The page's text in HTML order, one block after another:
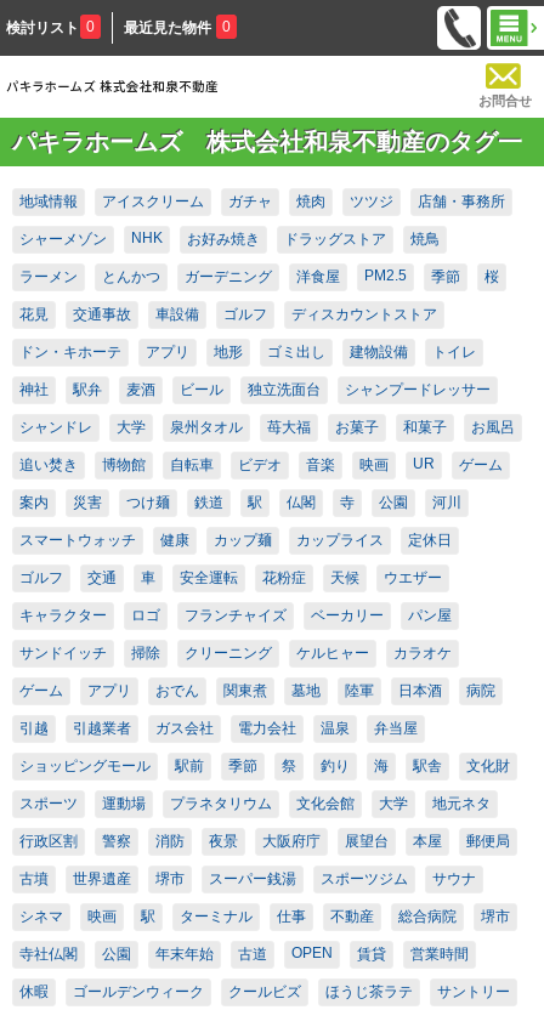
検討リスト 0 最近見た物件 0
お問合せ
パキラホームズ 株式会社和泉不動産のタグ一
覧
地域情報 アイスクリーム ガチャ 焼肉 ツツジ 店舗・事務所
シャーメゾン NHK お好み焼き ドラッグストア 焼鳥
ラーメン とんかつ ガーデニング 洋食屋 PM2.5 季節 桜
花見 交通事故 車設備 ゴルフ ディスカウントストア
ドン・キホーテ アプリ 地形 ゴミ出し 建物設備 トイレ
神社 駅弁 麦酒 ビール 独立洗面台 シャンプードレッサー
シャンドレ 大学 泉州タオル 苺大福 お菓子 和菓子 お風呂
追い焚き 博物館 自転車 ビデオ 音楽 映画 UR ゲーム
案内 災害 つけ麺 鉄道 駅 仏閣 寺 公園 河川
スマートウォッチ 健康 カップ麺 カップライス 定休日
ゴルフ 交通 車 安全運転 花粉症 天候 ウエザー
キャラクター ロゴ フランチャイズ ベーカリー パン屋
サンドイッチ 掃除 クリーニング ケルヒャー カラオケ
ゲーム アプリ おでん 関東煮 墓地 陸軍 日本酒 病院
引越 引越業者 ガス会社 電力会社 温泉 弁当屋
ショッピングモール 駅前 季節 祭 釣り 海 駅舎 文化財
スポーツ 運動場 プラネタリウム 文化会館 大学 地元ネタ
行政区割 警察 消防 夜景 大阪府庁 展望台 本屋 郵便局
古墳 世界遺産 堺市 スーパー銭湯 スポーツジム サウナ
シネマ 映画 駅 ターミナル 仕事 不動産 総合病院 堺市
寺社仏閣 公園 年末年始 古道 OPEN 賃貸 営業時間
休暇 ゴールデンウィーク クールビズ ほうじ茶ラテ サントリー